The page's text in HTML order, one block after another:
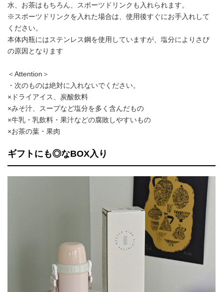
水、お茶はもちろん、スポーツドリンクも入れられます。
※スポーツドリンクを入れた場合は、使用後すぐにお手入れして
ください。
本体内瓶にはステンレス鋼を使用していますが、塩分によりさび
の原因となります
＜Attention＞
・次のものは絶対に入れないでください。
×ドライアイス、炭酸飲料
×みそ汁、スープなど塩分を多く含んだもの
×牛乳・乳飲料・果汁などの腐敗しやすいもの
×お茶の葉・果肉
ギフトにも◎なBOX入り